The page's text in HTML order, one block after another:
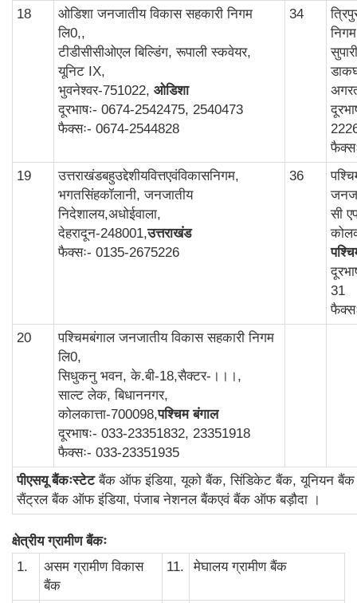
18
ओडिशा जनजातीय विकास सहकारी निगम
लि0,,
टीडीसीसीओएल बिल्डिंग, रूपाली स्कवेयर,
यूनिट IX,
भुवनेश्वर-751022, ओडिशा
दूरभाषः- 0674-2542475, 2540473
फैक्सः- 0674-2544828
34
19
उत्तराखंडबहुउद्देशीयवित्तएवंविकासनिगम,
भगतसिंहकॉलानी, जनजातीय
निदेशालय,अधोईवाला,
देहरादून-248001,उत्तराखंड
फैक्सः- 0135-2675226
36
सी
31
20
पश्चिमबंगाल जनजातीय विकास सहकारी निगम
लि0,
सिधुकनु भवन, के.बी-18,सैक्टर-।।।,
साल्ट लेक, बिधाननगर,
कोलकात्ता-700098,पश्चिम बंगाल
दूरभाषः- 033-23351832, 23351918
फैक्सः- 033-23351935
पीएसयू बैंकःस्टेटबैंक ऑफ इंडिया, यूको बैंक, सिंडिकेट बैंक, यूनियन बैंक
सैंट्रल बैंक ऑफ इंडिया, पंजाब नेशनल बैंकएवं बैंक ऑफ बड़ौदा ।
क्षेत्रीय ग्रामीण बैंकः
1.
असम ग्रामीण विकास
बैंक
11. मेघालय ग्रामीण बैंक